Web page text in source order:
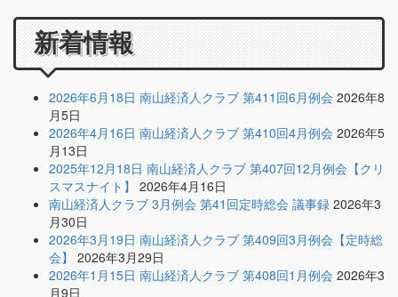
新着情報
2026年6月18日 南山経済人クラブ 第411回6月例会 2026年8
月5日
2026年4月16日 南山経済人クラブ 第410回4月例会 2026年5
月13日
2025年12月18日 南山経済人クラブ 第407回12月例会【クリ
スマスナイト】 2026年4月16日
南山経済人クラブ 3月例会 第41回定時総会 議事録 2026年3
月30日
2026年3月19日 南山経済人クラブ 第409回3月例会【定時総
会】 2026年3月29日
2026年1月15日 南山経済人クラブ 第408回1月例会 2026年3
月9日